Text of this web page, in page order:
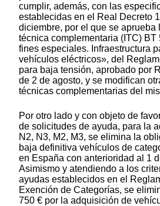
cumplir, además, con las
establecidas en el Real Decreto
diciembre, por el que se aprueba
técnica complementaria (ITC) BT
fines especiales. Infraestructura
vehículos eléctricos», del
para baja tensión, aprobado por
de 2 de agosto, y se modifican
técnicas complementarias del
Por otro lado y con objeto de
de solicitudes de ayuda, para la
N2, N3, M2, M3, se elimina la
baja definitiva vehículos de
en España con anterioridad al 1
Asimismo y atendiendo a los
ayudas establecidos en el
Exención de Categorías, se
750 € por la adquisición de